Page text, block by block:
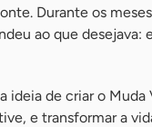
Durante os
ao que desejava:
ideia de criar o
e transformar a